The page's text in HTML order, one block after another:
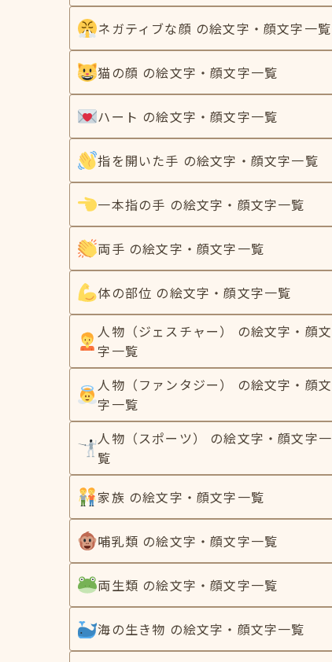
ネガティブな顔 の絵文字・顔文字一覧
猫の顔 の絵文字・顔文字一覧
ハート の絵文字・顔文字一覧
指を開いた手 の絵文字・顔文字一覧
一本指の手 の絵文字・顔文字一覧
両手 の絵文字・顔文字一覧
体の部位 の絵文字・顔文字一覧
人物（ジェスチャー） の絵文字・顔文
字一覧
人物（ファンタジー） の絵文字・顔文
字一覧
人物（スポーツ） の絵文字・顔文字一
覧
家族 の絵文字・顔文字一覧
哺乳類 の絵文字・顔文字一覧
両生類 の絵文字・顔文字一覧
海の生き物 の絵文字・顔文字一覧